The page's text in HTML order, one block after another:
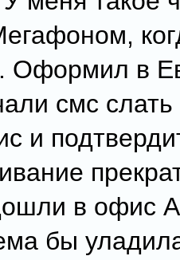
Оформил в
смс
и
в офис
бы